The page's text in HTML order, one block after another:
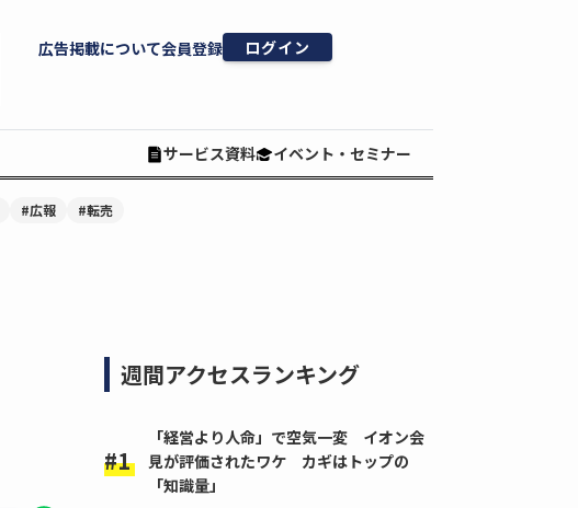
広告掲載について会員登録 ログイン
サービス資料 イベント・セミナー
#広報 #転売
週間アクセスランキング
「経営より人命」で空気一変 イオン会
見が評価されたワケ カギはトップの
「知識量」